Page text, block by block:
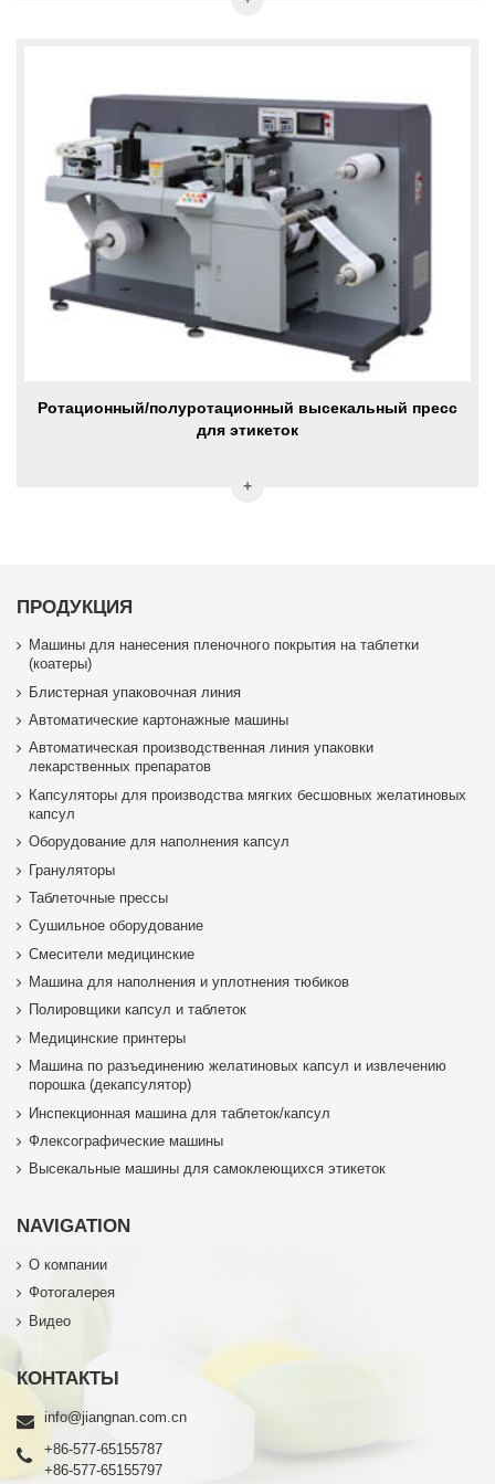
Ротационный/полуротационный высекальный пресс
для этикеток
ПРОДУКЦИЯ
Машины для нанесения пленочного покрытия на таблетки
(коатеры)
Блистерная упаковочная линия
Автоматические картонажные машины
Автоматическая производственная линия упаковки
лекарственных препаратов
Капсуляторы для производства мягких бесшовных желатиновых
капсул
Оборудование для наполнения капсул
Грануляторы
Таблеточные прессы
Сушильное оборудование
Смесители медицинские
Машина для наполнения и уплотнения тюбиков
Полировщики капсул и таблеток
Медицинские принтеры
Машина по разъединению желатиновых капсул и извлечению
порошка (декапсулятор)
Инспекционная машина для таблеток/капсул
Флексографические машины
Высекальные машины для самоклеющихся этикеток
NAVIGATION
О компании
Фотогалерея
Видео
КОНТАКТЫ
info@jiangnan.com.cn
+86-577-65155787
+86-577-65155797